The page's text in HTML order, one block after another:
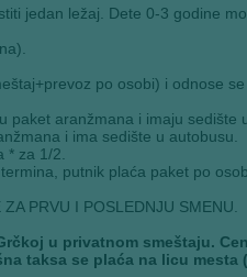
jedan ležaj. Dete 0-3 godine
po osobi) i odnose
aranžmana i imaju sedište
i ima sedište u autobusu.
za 1/2.
putnik plaća paket po
PRVU I POSLEDNJU SMENU.
u privatnom smeštaju.
taksa se plaća na licu mesta